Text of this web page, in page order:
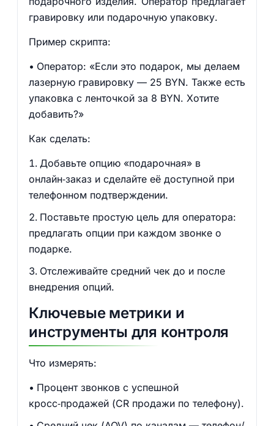
гравировку или подарочную упаковку.
Пример скрипта:
Оператор: «Если это подарок, мы делаем
лазерную гравировку — 25 BYN. Также есть
упаковка с ленточкой за 8 BYN. Хотите
добавить?»
Как сделать:
Добавьте опцию «подарочная» в
онлайн‑заказ и сделайте её доступной при
телефонном подтверждении.
Поставьте простую цель для оператора:
предлагать опции при каждом звонке о
подарке.
Отслеживайте средний чек до и после
внедрения опций.
Ключевые метрики и
инструменты для контроля
Что измерять:
Процент звонков с успешной
кросс‑продажей (CR продажи по телефону).